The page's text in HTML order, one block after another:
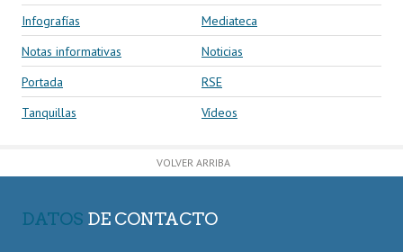
Infografías
Mediateca
Notas informativas
Noticias
Portada
RSE
Tanquillas
Vídeos
VOLVER ARRIBA
DATOS DE CONTACTO